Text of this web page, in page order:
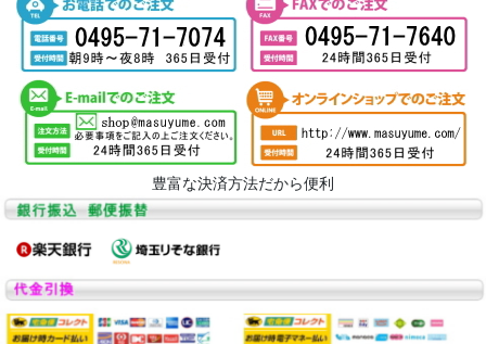
並び順:
絞り込む
豊富な決済方法だから便利